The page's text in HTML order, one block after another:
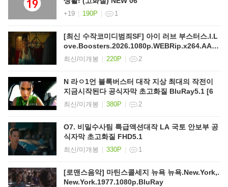
+19 190P 1
[최신 수작코미디범죄SF] 아이 러브 부스터스.I.L
ove.Boosters.2026.1080p.WEBRip.x264.AAC
5
최신/미개봉 220P 2
N 라ㅇ1언 블록버스터 대작 지상 최대의 작전이
지금시작된다 공식자막 초고화질 BluRay5.1 [6
최신/미개봉 380P 2
O7. 비밀수사팀 특급액션대작 LA 국토 안보부 공
식자막 초고화질 FHD5.1
최신/미개봉 330P 1
[로맨스음악] 마틴스콜세지 뉴욕 뉴욕.New.York,.
New.York.1977.1080p.BluRay